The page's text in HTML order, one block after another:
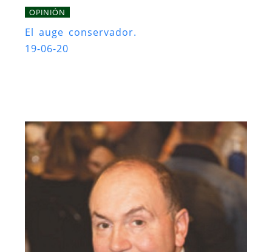
OPINIÓN
El auge conservador.
19-06-20